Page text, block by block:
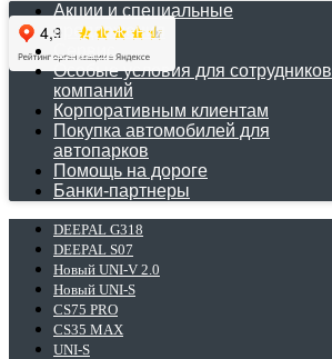
Акции и специальные
предложения
Сервис
Особые условия для сотрудников
компаний
Корпоративным клиентам
Покупка автомобилей для
автопарков
Помощь на дороге
Банки-партнеры
DEEPAL G318
DEEPAL S07
Новый UNI-V 2.0
Новый UNI-S
CS75 PRO
CS35 MAX
UNI-S